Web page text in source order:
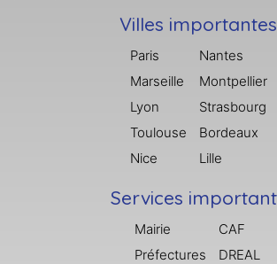
Villes importantes
Paris
Marseille
Lyon
Toulouse
Nice
Nantes
Montpellier
Strasbourg
Bordeaux
Lille
Services
Mairie
Préfectures
CAF
DREAL